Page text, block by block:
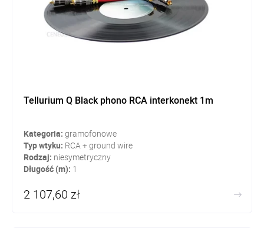
Tellurium Q Black phono RCA interkonekt 1m
Kategoria: gramofonowe
Typ wtyku: RCA + ground wire
Rodzaj: niesymetryczny
Długość (m): 1
2 107,60 zł